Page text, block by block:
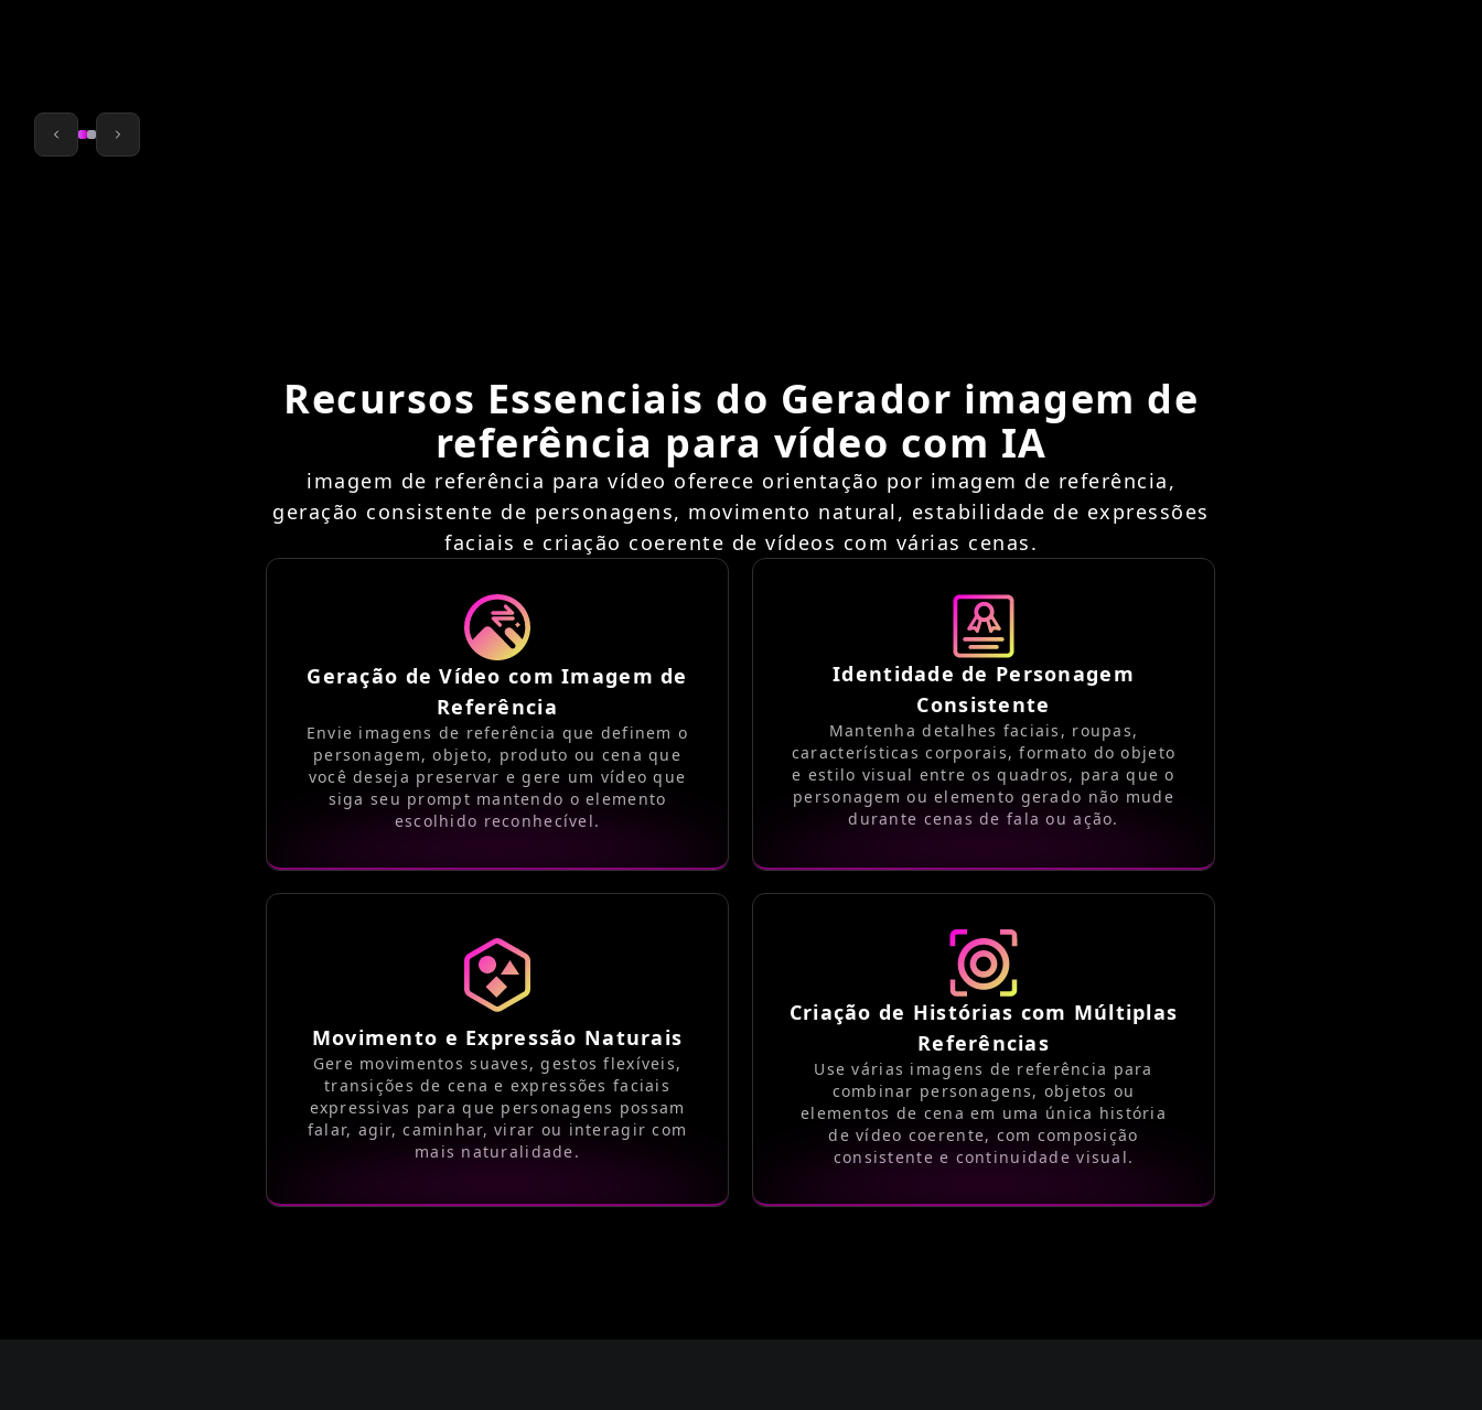
Recursos Essenciais do Gerador imagem de
referência para vídeo com IA
imagem de referência para vídeo oferece orientação por imagem de referência,
geração consistente de personagens, movimento natural, estabilidade de expressões
faciais e criação coerente de vídeos com várias cenas.
Geração de Vídeo com Imagem de
Referência
Envie imagens de referência que definem o
personagem, objeto, produto ou cena que
você deseja preservar e gere um vídeo que
siga seu prompt mantendo o elemento
escolhido reconhecível.
Identidade de Personagem
Consistente
Mantenha detalhes faciais, roupas,
características corporais, formato do objeto
e estilo visual entre os quadros, para que o
personagem ou elemento gerado não mude
durante cenas de fala ou ação.
Movimento e Expressão Naturais
Gere movimentos suaves, gestos flexíveis,
transições de cena e expressões faciais
expressivas para que personagens possam
falar, agir, caminhar, virar ou interagir com
mais naturalidade.
Criação de Histórias com Múltiplas
Referências
Use várias imagens de referência para
combinar personagens, objetos ou
elementos de cena em uma única história
de vídeo coerente, com composição
consistente e continuidade visual.